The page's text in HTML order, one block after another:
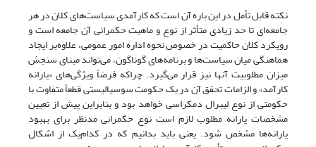
نکته قابل تأمل در این باره آن است که کارآمدی سیاست‌های کلان در هر
جامعه‌ای تا حد زیادی متأثر از نوع و ماهیت حکمرانی آن جامعه است و
رویکرد کلان حاکمیت در خصوص نحوه اداره امور عمومی، علاوه‌بر ایجاد
هماهنگی میان سیاست‌ها و برنامه‌های گوناگون، می‌تواند مبنای سنجش
میزان مطلوبیت آنها نیز قرار می‌گیرد. چراکه فرضاً ویژگی‌های «یارانه
کارآمد» و الزامات تحقق آن در یک حکومت سوسیالیستی قطعاً متفاوت با
حکومتی از نوع لیبرال دمکراسی خواهد بود و بنابراین پیش از تعیین
مشخصات یارانه مطلوب لازم است نوع حکمرانی مدنظر برای بهبود
یارانه‌ها مشخص شود. یعنی باید بدانیم که در کدام‌یک از اشکال